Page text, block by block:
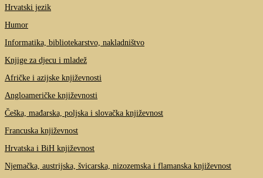
Hrvatski jezik
Humor
Informatika, bibliotekarstvo, nakladništvo
Knjige za djecu i mladež
Afričke i azijske književnosti
Angloameričke književnosti
Češka, mađarska, poljska i slovačka književnost
Francuska književnost
Hrvatska i BiH književnost
Njemačka, austrijska, švicarska, nizozemska i flamanska književnost